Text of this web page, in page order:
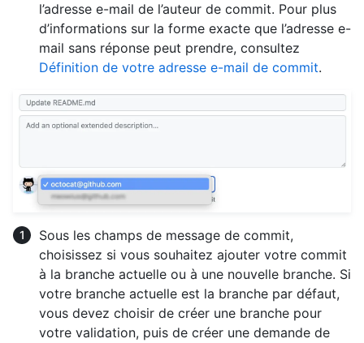
l’adresse e-mail de l’auteur de commit. Pour plus
d’informations sur la forme exacte que l’adresse e-
mail sans réponse peut prendre, consultez
Définition de votre adresse e-mail de commit.
Sous les champs de message de commit,
choisissez si vous souhaitez ajouter votre commit
à la branche actuelle ou à une nouvelle branche. Si
votre branche actuelle est la branche par défaut,
vous devez choisir de créer une branche pour
votre validation, puis de créer une demande de